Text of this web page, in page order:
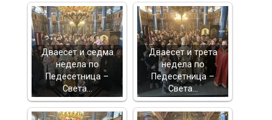
Дваесет и седма
недела по
Педесетница –
Света…
Дваесет и трета
недела по
Педесетница –
Света…